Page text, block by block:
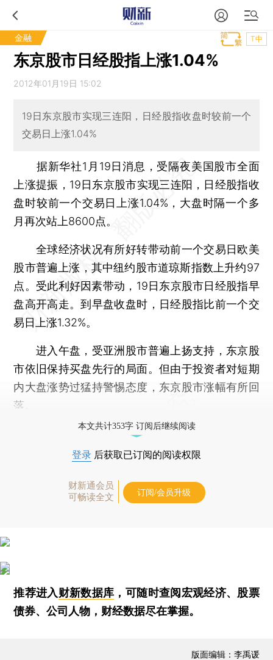
金融 T中
东京股市日经股指上涨1.04%
2012年01月19日 15:02
19日东京股市实现三连阳，日经股指收盘时较前一个
交易日上涨1.04%
据新华社1月19日消息，受隔夜美国股市全面
上涨提振，19日东京股市实现三连阳，日经股指收
盘时较前一个交易日上涨1.04%，大盘时隔一个多
月再次站上8600点。
全球经济状况有所好转带动前一个交易日欧美
股市普遍上涨，其中纽约股市道琼斯指数上升约97
点。受此利好因素带动，19日东京股市日经股指早
盘高开高走。到早盘收盘时，日经股指比前一个交
易日上涨1.32%。
进入午盘，受亚洲股市普遍上扬支持，东京股
市依旧保持买盘先行的局面。但由于投资者对短期
内大盘涨势过猛持警惕态度，东京股市涨幅有所回
落。
本文共计353字 订阅后继续阅读
登录 后获取已订阅的阅读权限
财新通会员
可畅读全文
订阅/会员升级
推荐进入财新数据库 ，可随时查阅宏观经济、股票
债券、公司人物，财经数据尽在掌握。
版面编辑：李禹谖